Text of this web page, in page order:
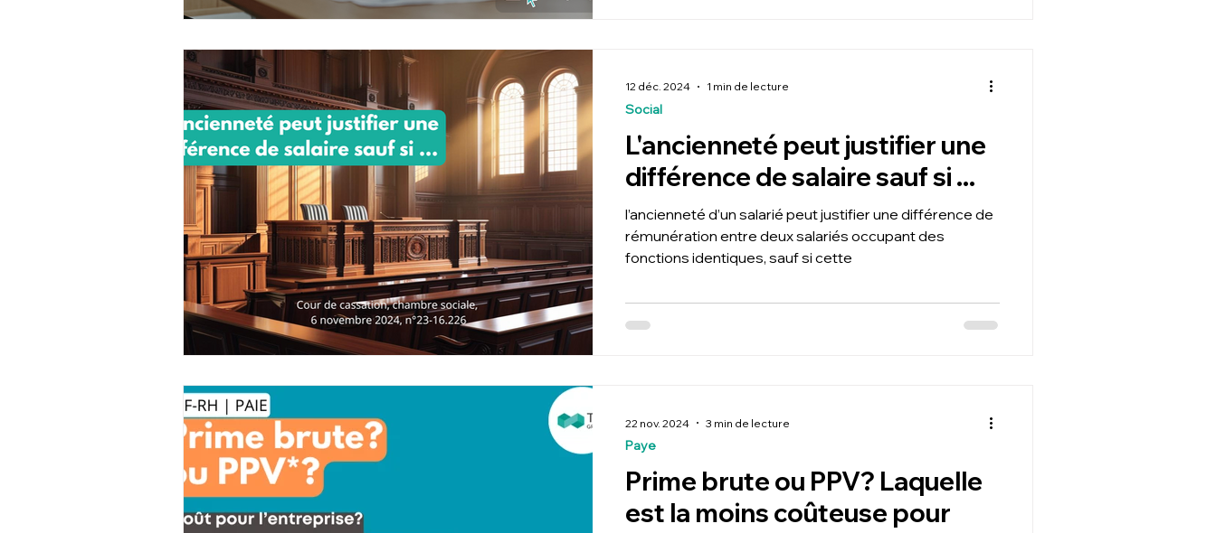
L'ancienneté peut justifier une
différence de salaire sauf si ...
l’ancienneté d’un salarié peut justifier une différence de
rémunération entre deux salariés occupant des
fonctions identiques, sauf si cette
Social
12 déc. 2024 1 min de lecture
Prime brute ou PPV? Laquelle
est la moins coûteuse pour
Paye
22 nov. 2024 3 min de lecture